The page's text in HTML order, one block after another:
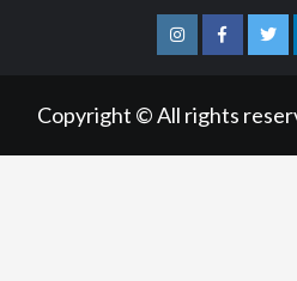
InstagramFacebook
Copyright © All rights